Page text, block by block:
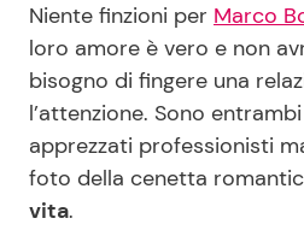
Mondo Mamma
News benessere
Salute
Niente finzioni per Marco
loro amore è vero e non
bisogno di fingere una
l’attenzione. Sono
apprezzati professionisti
foto della cenetta
vita.